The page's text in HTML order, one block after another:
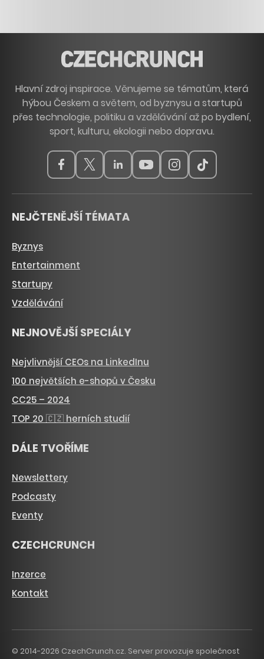
Hlavní zdroj inspirace. Věnujeme se tématům, která
hýbou Českem a světem, od byznysu a startupů
přes technologie, politiku a vzdělávání až po bydlení,
sport, kulturu, ekologii nebo dopravu.
NEJČTENĚJŠÍ TÉMATA
Byznys
Entertainment
Startupy
Vzdělávání
NEJNOVĚJŠÍ SPECIÁLY
Nejvlivnější CEOs na LinkedInu
100 největších e-shopů v Česku
CC25 – 2024
TOP 20 🇨🇿 herních studií
DÁLE TVOŘÍME
Newslettery
Podcasty
Eventy
CZECHCRUNCH
Inzerce
Kontakt
© 2014-2026 CzechCrunch.cz. Server provozuje společnost